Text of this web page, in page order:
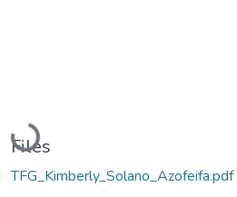
Loading...
Files
TFG_Kimberly_Solano_Azofeifa.pdf